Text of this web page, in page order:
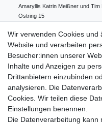
Amaryllis Katrin Meißner und Tim
Ostring 15
004943548099856
amaryllis-eckernfoerde@t-
EU-Verantwortlicher
Amaryllis Katrin Meißner und Tim
Ostring
15
004943548099856
amaryllis-eckernfoerde@t-
Wir verwenden Cookies und
Website und verarbeiten
Besucher:innen unserer
Inhalte und Anzeigen zu
Drittanbietern einzubinden
analysieren. Die
Cookies. Wir teilen diese
Einstellungen benennen.
Die Datenverarbeitung kann